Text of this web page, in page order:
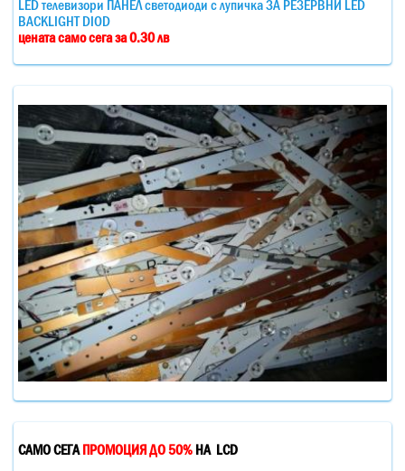
LED телевизори ПАНЕЛ светодиоди с лупичка ЗА РЕЗЕРВНИ LED
BACKLIGHT DIOD
цената само сега за 0.30 лв
САМО СЕГАПРОМОЦИЯ ДО 50% НА LCD